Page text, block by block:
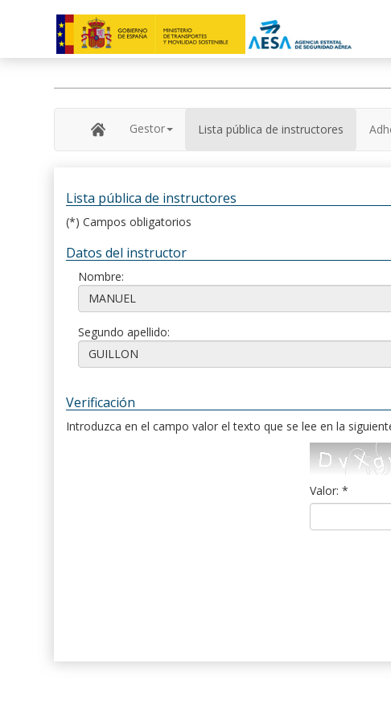
Gestor Lista pública de instructores
Lista pública de instructores
(*) Campos obligatorios
Datos del instructor
Nombre:
Segundo apellido:
Verificación
Introduzca en el campo valor el texto que se lee en la
Valor: *